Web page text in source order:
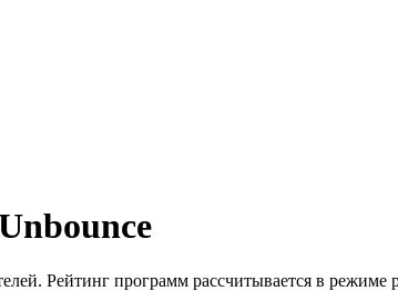
Рейтинг программ рассчитывается в